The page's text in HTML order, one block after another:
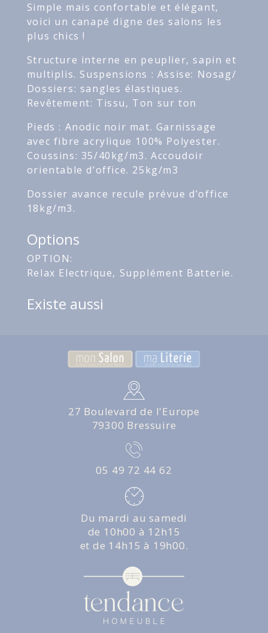
Simple mais confortable et élégant,
voici un canapé digne des salons les
plus chics !
Structure interne en peuplier, sapin et
multiplis. Suspensions : Assise: Nosag/
Dossiers: sangles élastiques.
Revêtement: Tissu, Ton sur ton
Pieds : Anodic noir mat. Garnissage
avec fibre acrylique 100% Polyester.
Coussins: 35/40kg/m3. Accoudoir
orientable d’office. 25kg/m3
Dossier avance recule prévue d’office
18kg/m3.
Options
OPTION:
Relax Electrique, Supplément Batterie.
Existe aussi
27 Boulevard de l'Europe
79300 Bressuire
05 49 72 44 62
Du mardi au samedi
de 10h00 à 12h15
et de 14h15 à 19h00.